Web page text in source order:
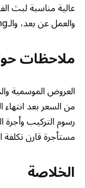
عالية مناسبة لبث
والعمل عن بعد، والـPing أساسي للألعاب عبر الإنترنت.
ملاحظات
العروض الموسمية
من السعر بعد
رسوم التركيب وأجرة
مستأجرة قارن تكلفة
الخلاصة